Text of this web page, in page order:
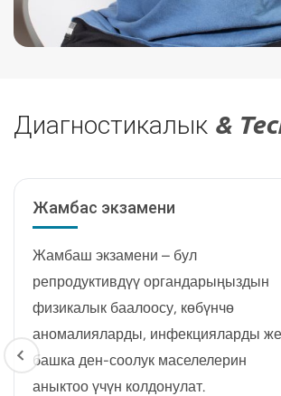
Диагностикалык &
Жамбас экзамени
Жамбаш экзамени – бул
репродуктивдүү органдарыңыздын
физикалык баалоосу, көбүнчө
аномалияларды, инфекцияларды же
башка ден-соолук маселелерин
аныктоо үчүн колдонулат.